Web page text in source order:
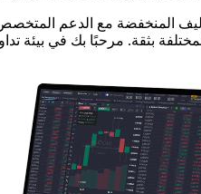
المنخفضة مع الدعم
بثقة. مرحبًا بك في بيئة